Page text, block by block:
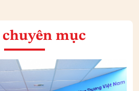
chuyên mục